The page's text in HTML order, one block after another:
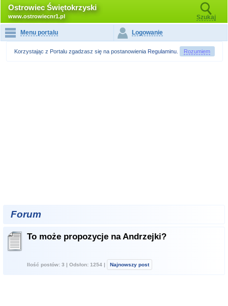
Ostrowiec Świętokrzyski
www.ostrowiecnr1.pl Szukaj
Menu portalu Logowanie
Korzystając z Portalu zgadzasz się na postanowienia Regulaminu Rozumiem
Forum
To może propozycje na Andrzejki?
Ilość postów: 3 | Odsłon: 1254 | Najnowszy post